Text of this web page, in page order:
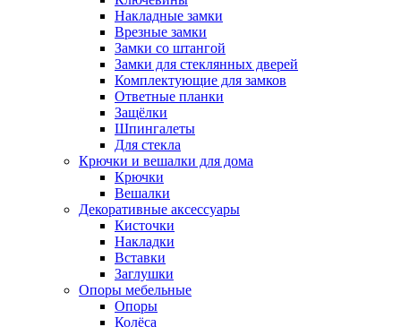
Накладные замки
Врезные замки
Замки со штангой
Замки для стеклянных дверей
Комплектующие для замков
Ответные планки
Защёлки
Шпингалеты
Для стекла
Крючки и вешалки для дома
Крючки
Вешалки
Декоративные аксессуары
Кисточки
Накладки
Вставки
Заглушки
Опоры мебельные
Опоры
Колёса